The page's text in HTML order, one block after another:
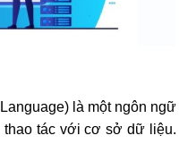
là một ngôn ngữ
thao tác với cơ sở dữ liệu.